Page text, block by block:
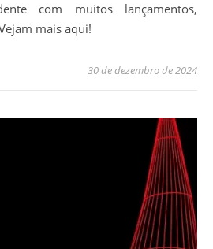
com muitos lançamentos,
mais aqui!
30 de dezembro de 2024